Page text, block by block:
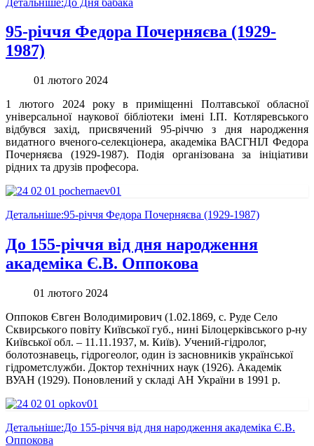
95-річчя Федора Почерняєва (1929-
1987)
01 лютого 2024
1 лютого 2024 року в приміщенні Полтавської обласної
універсальної наукової бібліотеки імені І.П. Котляревського
відбувся захід, присвячений 95-річчю з дня народження
видатного вченого-селекціонера, академіка ВАСГНІЛ Федора
Почерняєва (1929-1987). Подія організована за ініціативи
рідних та друзів професора.
Детальніше:95-річчя Федора Почерняєва (1929-1987)
До 155-річчя від дня народження
академіка Є.В. Оппокова
01 лютого 2024
Оппоков Євген Володимирович (1.02.1869, с. Руде Село
Сквирського повіту Київської губ., нині Білоцерківського р-ну
Київської обл. – 11.11.1937, м. Київ). Учений-гідролог,
болотознавець, гідрогеолог, один із засновників української
гідрометслужби. Доктор технічних наук (1926). Академік
ВУАН (1929). Поновлений у складі АН України в 1991 р.
Детальніше:До 155-річчя від дня народження академіка Є.В.
Оппокова